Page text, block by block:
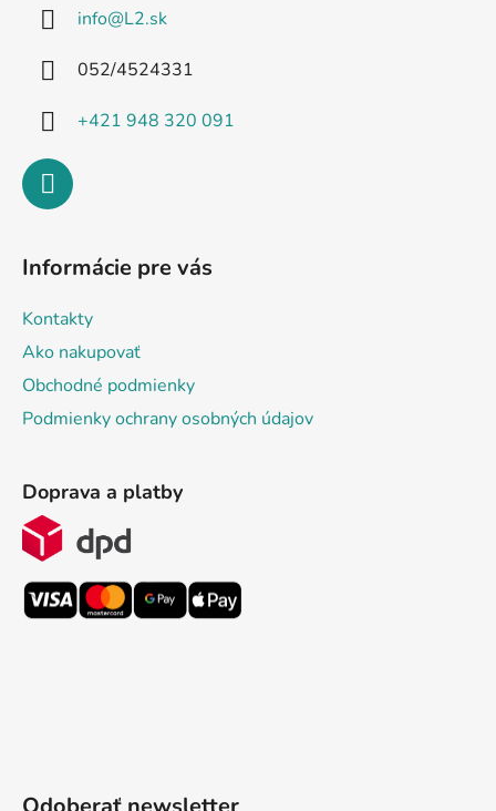
info@L2.sk
052/4524331
+421 948 320 091
Informácie pre vás
Kontakty
Ako nakupovať
Obchodné podmienky
Podmienky ochrany osobných údajov
Doprava a platby